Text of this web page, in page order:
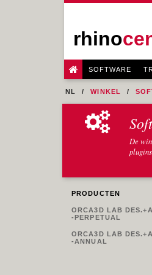
rhino
SOFTWARE
NL WINKEL
De
PRODUCTEN
ORCA3D LAB
-PERPETUAL
ORCA3D LAB
-ANNUAL